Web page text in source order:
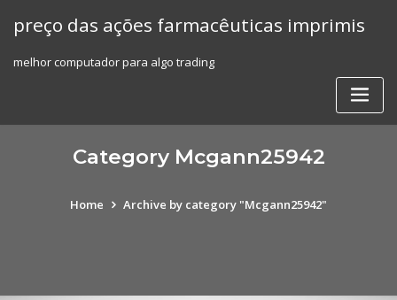
preço das ações farmacêuticas imprimis
melhor computador para algo trading
Category Mcgann25942
Home Archive by category "Mcgann25942"